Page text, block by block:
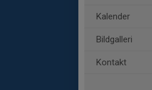
Kalender
Bildgalleri
Kontakt